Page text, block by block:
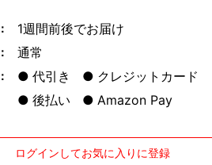
1週間前後でお届け
通常
代引き
クレジットカード
後払い
Amazon Pay
ログインしてお気に入りに登録